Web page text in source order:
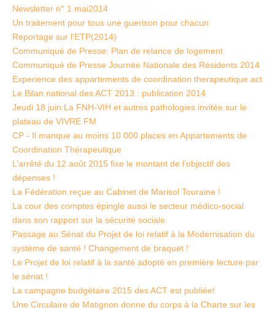
Newsletter n° 1 mai2014
Un traitement pour tous une guerison pour chacun
Reportage sur l'ETP(2014)
Communiqué de Presse: Plan de relance de logement
Communiqué de Presse Journée Nationale des Résidents 2014
Experience des appartements de coordination therapeutique act
Le Bilan national des ACT 2013 : publication 2014
Jeudi 18 juin:La FNH-VIH et autres pathologies invitée sur le
plateau de VIVRE FM
CP - Il manque au moins 10 000 places en Appartements de
Coordination Thérapeutique
L’arrêté du 12 août 2015 fixe le montant de l’objectif des
dépenses !
La Fédération reçue au Cabinet de Marisol Touraine !
La cour des comptes épingle aussi le secteur médico-social
dans son rapport sur la sécurité sociale.
Passage au Sénat du Projet de loi relatif à la Modernisation du
système de santé ! Changement de braquet !
Le Projet de loi relatif à la santé adopté en première lecture par
le sénat !
La campagne budgétaire 2015 des ACT est publiée!
Une Circulaire de Matignon donne du corps à la Charte sur les